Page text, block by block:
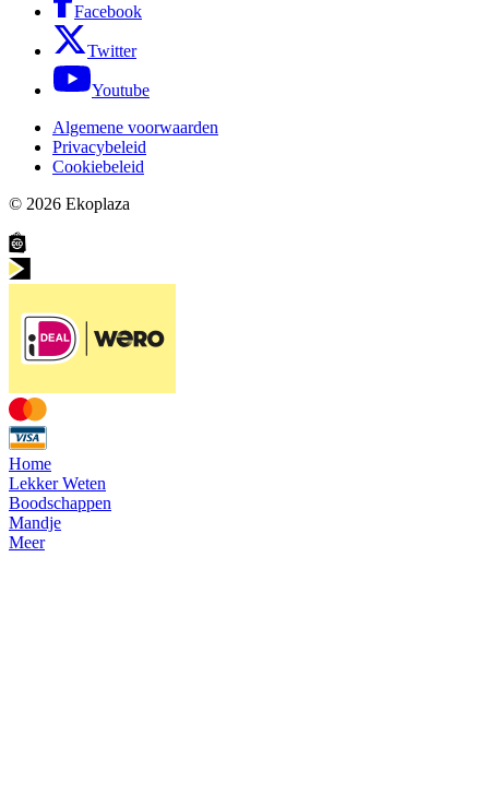
Facebook
Twitter
Youtube
Algemene voorwaarden
Privacybeleid
Cookiebeleid
© 2026 Ekoplaza
Home
Lekker Weten
Boodschappen
Mandje
Meer